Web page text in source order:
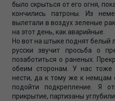
было скрыться от его огня,
кончились патроны. Из
вылетали в воздух зеленые
на этот день, как аварийные.
Но вот на штыке поднят белый
русски звучит просьба о
позаботиться о раненых.
обеим сторонам. У нас тоже
нести, да к тому же к немцам
подойти подкрепление. Я
прикрытие, партизаны